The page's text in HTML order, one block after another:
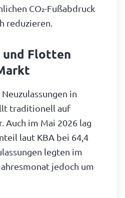
CO₂-Fußabdruck
reduzieren.
und Flotten
in
traditionell auf
Auch im Mai 2026 lag
laut KBA bei 64,4
legten im
jedoch um